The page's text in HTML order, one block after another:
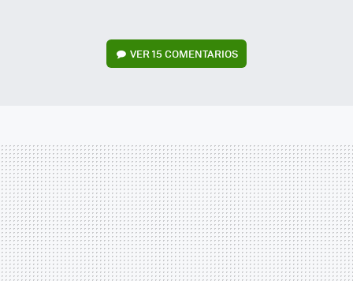
VER15 COMENTARIOS